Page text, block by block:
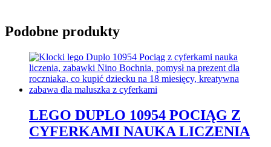
Podobne produkty
LEGO DUPLO 10954 POCIĄG Z
CYFERKAMI NAUKA LICZENIA